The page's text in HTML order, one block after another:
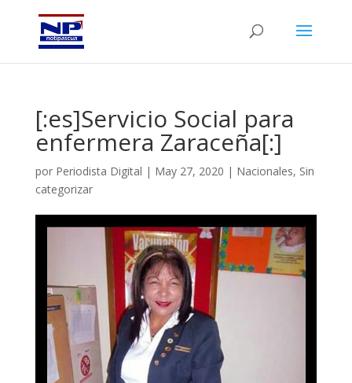
[:es]Servicio Social para
enfermera Zaraceña[:]
por Periodista Digital | May 27, 2020 | Nacionales, Sin
categorizar